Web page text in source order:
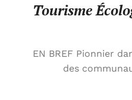
Tourisme
EN BREF Pionnier
des